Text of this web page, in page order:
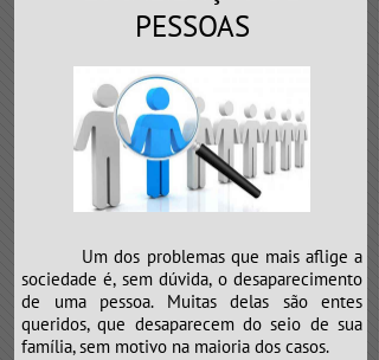
PESSOAS
Um dos problemas que mais aflige a
sociedade é, sem dúvida, o desaparecimento
de uma pessoa. Muitas delas são entes
queridos, que desaparecem do seio de sua
família, sem motivo na maioria dos casos.